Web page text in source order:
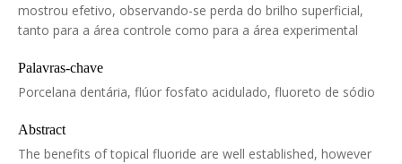
mostrou efetivo, observando-se perda do brilho superficial,
tanto para a área controle como para a área experimental
Palavras-chave
Porcelana dentária, flúor fosfato acidulado, fluoreto de sódio
Abstract
The benefits of topical fluoride are well established, however